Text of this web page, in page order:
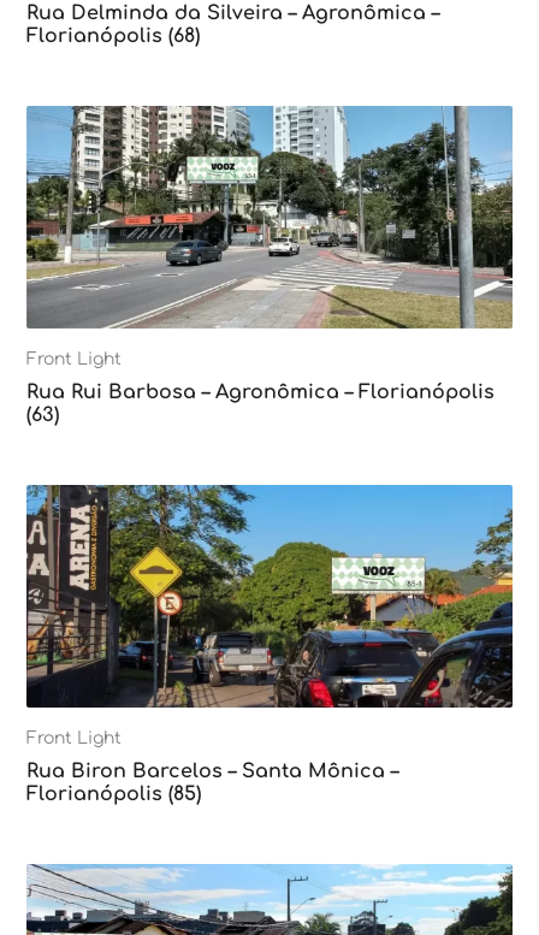
Rua Delminda da Silveira – Agronômica –
Florianópolis (68)
Front Light
Rua Rui Barbosa – Agronômica – Florianópolis
(63)
Front Light
Rua Biron Barcelos – Santa Mônica –
Florianópolis (85)